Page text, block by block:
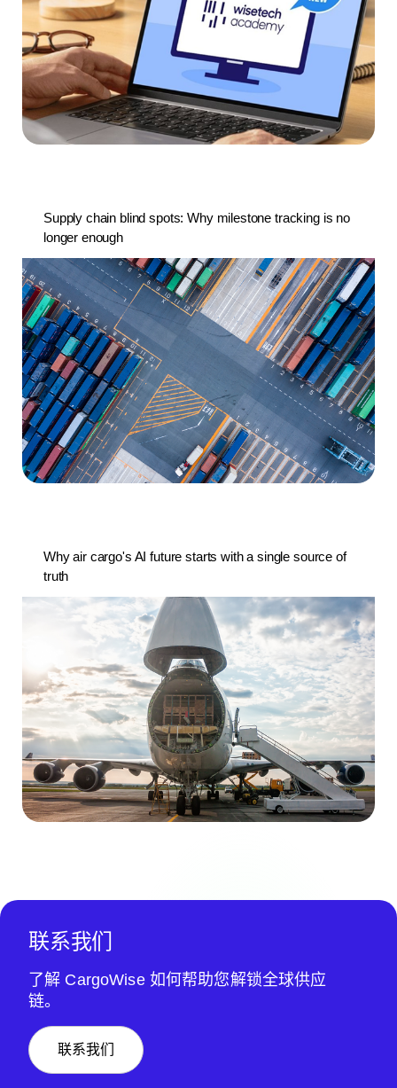
Supply chain blind spots: Why milestone tracking is no
longer enough
Why air cargo's AI future starts with a single source of
truth
联系我们
了解 CargoWise 如何帮助您解锁全球供应
链。
联系我们